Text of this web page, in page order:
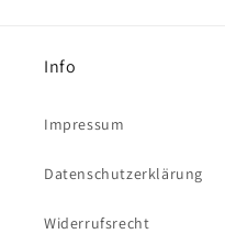
Info
Impressum
Datenschutzerklärung
Widerrufsrecht